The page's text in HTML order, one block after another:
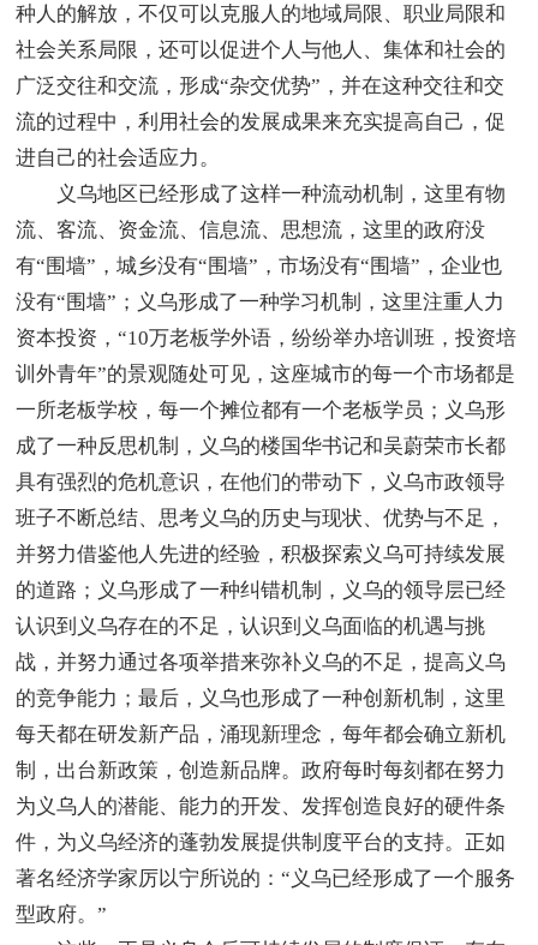
种人的解放，不仅可以克服人的地域局限、职业局限和
社会关系局限，还可以促进个人与他人、集体和社会的
广泛交往和交流，形成“杂交优势”，并在这种交往和交
流的过程中，利用社会的发展成果来充实提高自己，促
进自己的社会适应力。
义乌地区已经形成了这样一种流动机制，这里有物
流、客流、资金流、信息流、思想流，这里的政府没
有“围墙”，城乡没有“围墙”，市场没有“围墙”，企业也
没有“围墙”；义乌形成了一种学习机制，这里注重人力
资本投资，“10万老板学外语，纷纷举办培训班，投资培
训外青年”的景观随处可见，这座城市的每一个市场都是
一所老板学校，每一个摊位都有一个老板学员；义乌形
成了一种反思机制，义乌的楼国华书记和吴蔚荣市长都
具有强烈的危机意识，在他们的带动下，义乌市政领导
班子不断总结、思考义乌的历史与现状、优势与不足，
并努力借鉴他人先进的经验，积极探索义乌可持续发展
的道路；义乌形成了一种纠错机制，义乌的领导层已经
认识到义乌存在的不足，认识到义乌面临的机遇与挑
战，并努力通过各项举措来弥补义乌的不足，提高义乌
的竞争能力；最后，义乌也形成了一种创新机制，这里
每天都在研发新产品，涌现新理念，每年都会确立新机
制，出台新政策，创造新品牌。政府每时每刻都在努力
为义乌人的潜能、能力的开发、发挥创造良好的硬件条
件，为义乌经济的蓬勃发展提供制度平台的支持。正如
著名经济学家厉以宁所说的：“义乌已经形成了一个服务
型政府。”